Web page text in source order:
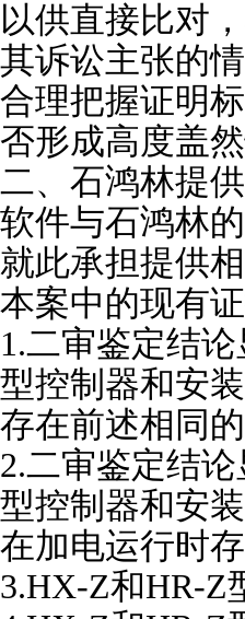
以供直接比对
其诉讼主张的
合理把握证明
否形成高度盖
二、石鸿林提
软件与石鸿林
就此承担提供
本案中的现有
1.二审鉴定结
型控制器和安
存在前述相同
2.二审鉴定结
型控制器和安
在加电运行时
3.HX-Z和HR-Z